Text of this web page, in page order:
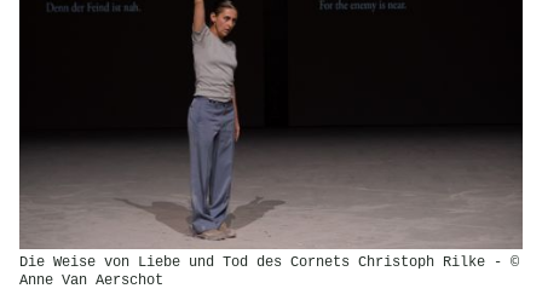
Die Weise von Liebe und Tod des Cornets Christoph Rilke - ©
Anne Van Aerschot